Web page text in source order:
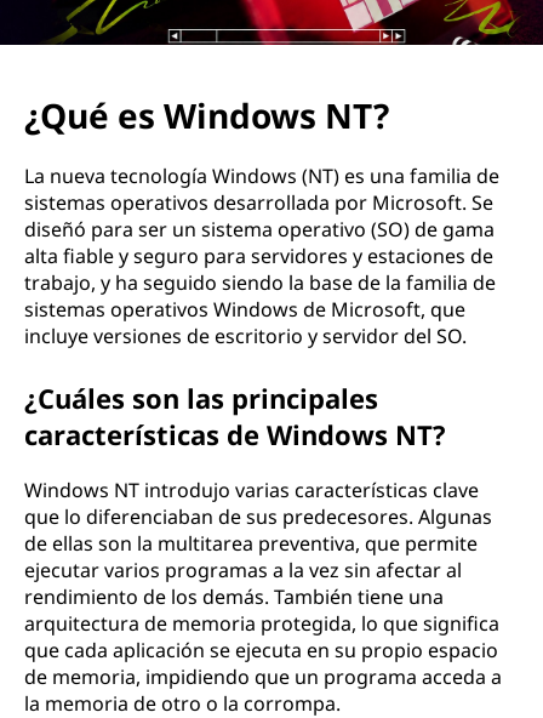
¿Qué es Windows NT?
La nueva tecnología Windows (NT) es una familia de
sistemas operativos desarrollada por Microsoft. Se
diseñó para ser un sistema operativo (SO) de gama
alta fiable y seguro para servidores y estaciones de
trabajo, y ha seguido siendo la base de la familia de
sistemas operativos Windows de Microsoft, que
incluye versiones de escritorio y servidor del SO.
¿Cuáles son las principales
características de Windows NT?
Windows NT introdujo varias características clave
que lo diferenciaban de sus predecesores. Algunas
de ellas son la multitarea preventiva, que permite
ejecutar varios programas a la vez sin afectar al
rendimiento de los demás. También tiene una
arquitectura de memoria protegida, lo que significa
que cada aplicación se ejecuta en su propio espacio
de memoria, impidiendo que un programa acceda a
la memoria de otro o la corrompa.